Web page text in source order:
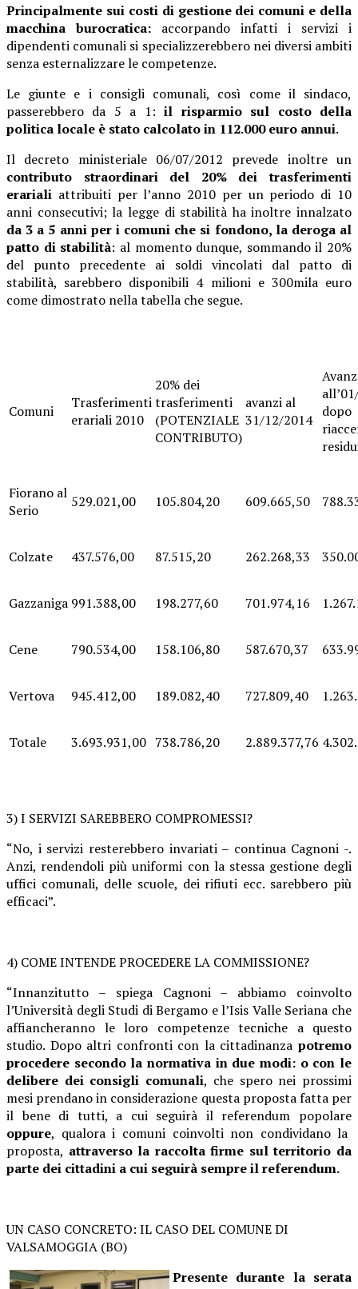
Principalmente sui costi di gestione dei comuni e della
macchina burocratica: accorpando infatti i servizi i
dipendenti comunali si specializzerebbero nei diversi ambiti
senza esternalizzare le competenze.
Le giunte e i consigli comunali, così come il sindaco,
passerebbero da 5 a 1: il risparmio sul costo della
politica locale è stato calcolato in 112.000 euro annui.
Il decreto ministeriale 06/07/2012 prevede inoltre un
contributo straordinari del 20% dei trasferimenti
erariali attribuiti per l’anno 2010 per un periodo di 10
anni consecutivi; la legge di stabilità ha inoltre innalzato
da 3 a 5 anni per i comuni che si fondono, la deroga al
patto di stabilità: al momento dunque, sommando il 20%
del punto precedente ai soldi vincolati dal patto di
stabilità, sarebbero disponibili 4 milioni e 300mila euro
come dimostrato nella tabella che segue.
Comuni
Trasferimenti
erariali 2010
20% dei
trasferimenti
(POTENZIALE
CONTRIBUTO)
avanzi al
31/12/2014 dopo
Fiorano al
Serio
529.021,00 105.804,20 609.665,50
Colzate 437.576,00 87.515,20 262.268,33
Gazzaniga 991.388,00 198.277,60 701.974,16
Cene 790.534,00 158.106,80 587.670,37
Vertova 945.412,00 189.082,40 727.809,40
Totale 3.693.931,00 738.786,20 2.889.377,76
3) I SERVIZI SAREBBERO COMPROMESSI?
“No, i servizi resterebbero invariati – continua Cagnoni -.
Anzi, rendendoli più uniformi con la stessa gestione degli
uffici comunali, delle scuole, dei rifiuti ecc. sarebbero più
efficaci”.
4) COME INTENDE PROCEDERE LA COMMISSIONE?
“Innanzitutto – spiega Cagnoni – abbiamo coinvolto
l’Università degli Studi di Bergamo e l’Isis Valle Seriana che
affiancheranno le loro competenze tecniche a questo
studio. Dopo altri confronti con la cittadinanza potremo
procedere secondo la normativa in due modi: o con le
delibere dei consigli comunali, che spero nei prossimi
mesi prendano in considerazione questa proposta fatta per
il bene di tutti, a cui seguirà il referendum popolare
oppure, qualora i comuni coinvolti non condividano la
proposta, attraverso la raccolta firme sul territorio da
parte dei cittadini a cui seguirà sempre il referendum.
UN CASO CONCRETO: IL CASO DEL COMUNE DI
VALSAMOGGIA (BO)
Presente durante la serata